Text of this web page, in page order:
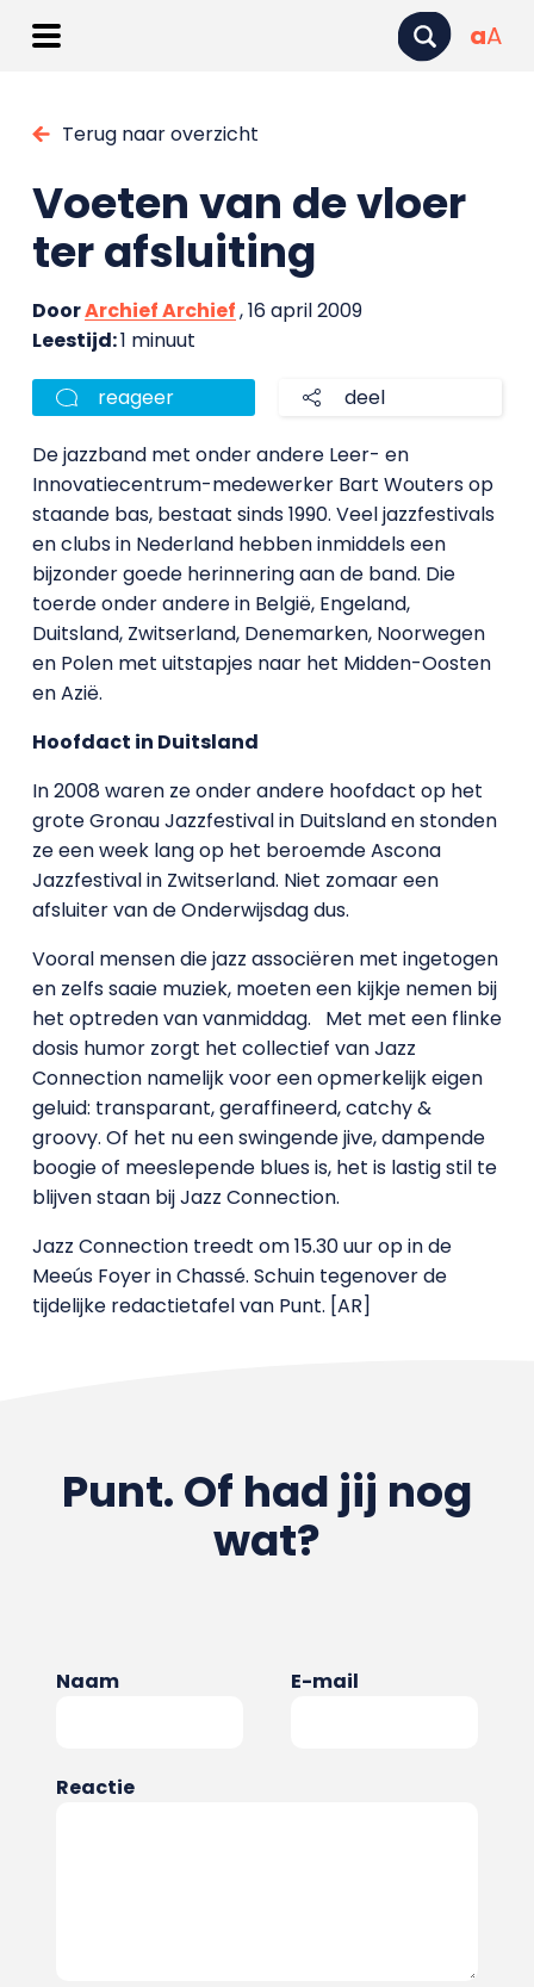
aA
Terug naar overzicht
Voeten van de vloer
ter afsluiting
DoorArchief Archief, 16 april 2009
Leestijd:1 minuut
reageer deel
De jazzband met onder andere Leer- en
Innovatiecentrum-medewerker Bart Wouters op
staande bas, bestaat sinds 1990. Veel jazzfestivals
en clubs in Nederland hebben inmiddels een
bijzonder goede herinnering aan de band. Die
toerde onder andere in België, Engeland,
Duitsland, Zwitserland, Denemarken, Noorwegen
en Polen met uitstapjes naar het Midden-Oosten
en Azië.
Hoofdact in Duitsland
In 2008 waren ze onder andere hoofdact op het
grote Gronau Jazzfestival in Duitsland en stonden
ze een week lang op het beroemde Ascona
Jazzfestival in Zwitserland. Niet zomaar een
afsluiter van de Onderwijsdag dus.
Vooral mensen die jazz associëren met ingetogen
en zelfs saaie muziek, moeten een kijkje nemen bij
het optreden van vanmiddag. Met met een flinke
dosis humor zorgt het collectief van Jazz
Connection namelijk voor een opmerkelijk eigen
geluid: transparant, geraffineerd, catchy &
groovy. Of het nu een swingende jive, dampende
boogie of meeslepende blues is, het is lastig stil te
blijven staan bij Jazz Connection.
Jazz Connection treedt om 15.30 uur op in de
Meeús Foyer in Chassé. Schuin tegenover de
tijdelijke redactietafel van Punt. [AR]
Punt. Of had jij nog
wat?
Naam E-mail
Reactie